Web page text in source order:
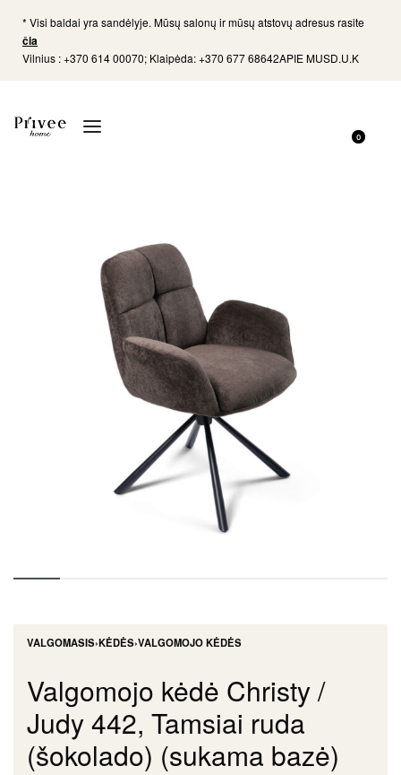
* Visi baldai yra sandėlyje. Mūsų salonų ir mūsų atstovų adresus rasite
čia
Vilnius : +370 614 00070; Klaipėda: +370 677 68642APIE MUSD.U.K
0
VALGOMASIS›KĖDĖS›VALGOMOJO KĖDĖS
Valgomojo kėdė Christy /
Judy 442, Tamsiai ruda
(šokolado) (sukama bazė)